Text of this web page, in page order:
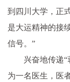
到四川大学，正
是大运精神的接
信号。”
兴奋地传递
为一名医生，医